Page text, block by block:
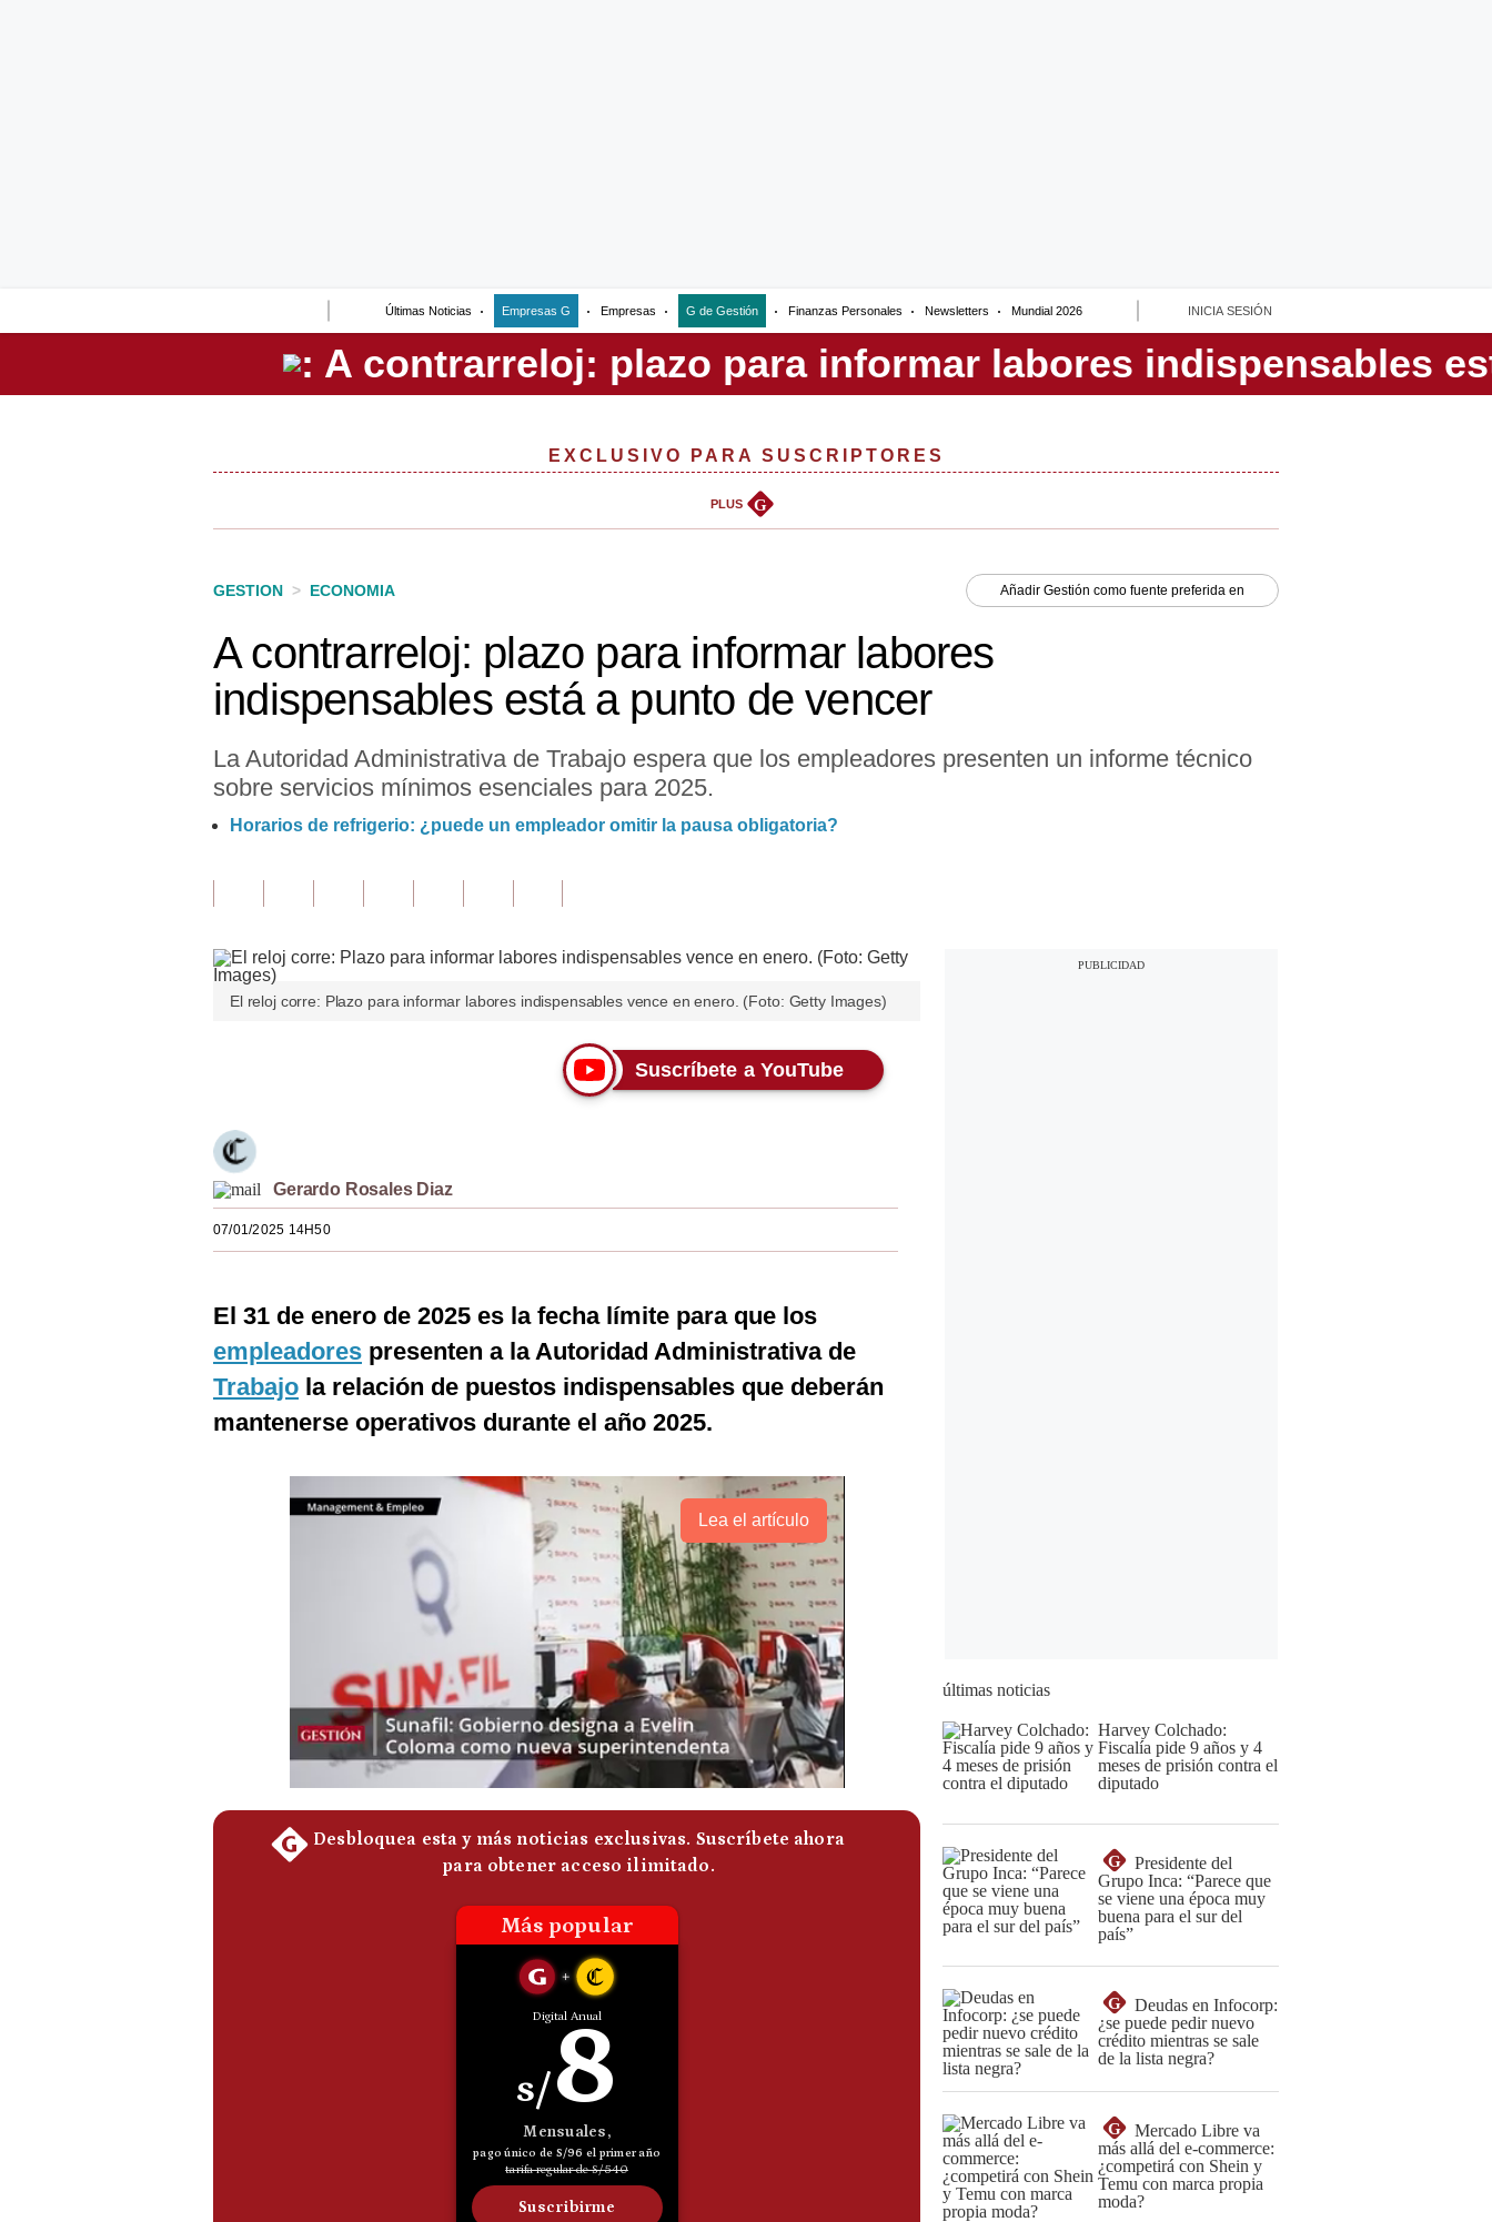
Últimas Noticias Empresas G Empresas G de Gestión Finanzas Personales Newsletters Mundial 2026 INICIA SESIÓN
Perú
EXCLUSIVO PARA SUSCRIPTORES
PLUS G
GESTION > ECONOMIA Añadir Gestión como fuente preferida en
A contrarreloj: plazo para informar labores
indispensables está a punto de vencer
La Autoridad Administrativa de Trabajo espera que los empleadores presenten un informe técnico
sobre servicios mínimos esenciales para 2025.
Horarios de refrigerio: ¿puede un empleador omitir la pausa obligatoria?
El reloj corre: Plazo para informar labores indispensables vence en enero. (Foto: Getty Images)
Suscríbete a YouTube
Gerardo Rosales Diaz
07/01/2025 14H50
El 31 de enero de 2025 es la fecha límite para que los
empleadores presenten a la Autoridad Administrativa de
Trabajo la relación de puestos indispensables que deberán
mantenerse operativos durante el año 2025.
Lea el artículo
últimas noticias
Harvey Colchado:
Fiscalía pide 9 años y 4
meses de prisión contra el
diputado
G
Presidente del
Grupo Inca: “Parece que
se viene una época muy
buena para el sur del
país”
G
Deudas en Infocorp:
¿se puede pedir nuevo
crédito mientras se sale
de la lista negra?
G
Mercado Libre va
más allá del e-commerce:
¿competirá con Shein y
Temu con marca propia
moda?